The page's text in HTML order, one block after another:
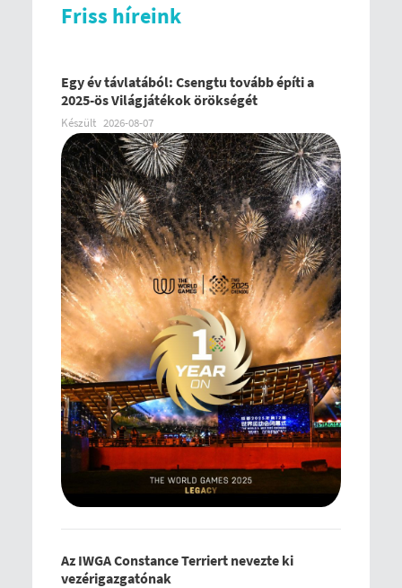
Friss híreink
Egy év távlatából: Csengtu tovább építi a
2025-ös Világjátékok örökségét
Készült 2026-08-07
Az IWGA Constance Terriert nevezte ki
vezérigazgatónak